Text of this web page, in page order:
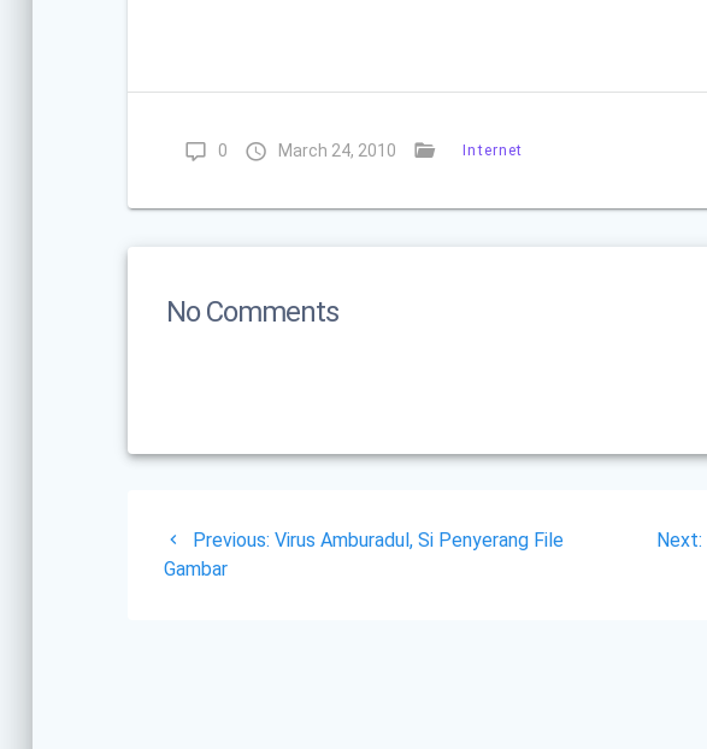
0 March 24, 2010 Internet
No Comments
Post
navigation
Previous: Previous
Virus Amburadul, Si Penyerang File
Gambar
Next: